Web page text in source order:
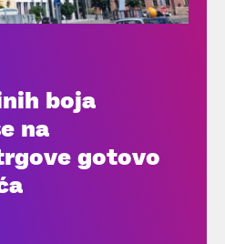
boja
na
gotovo